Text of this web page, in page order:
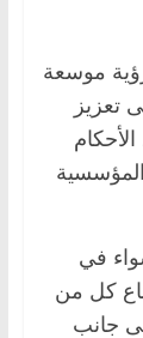
موسعة
تعزيز
في
كل من
جانب